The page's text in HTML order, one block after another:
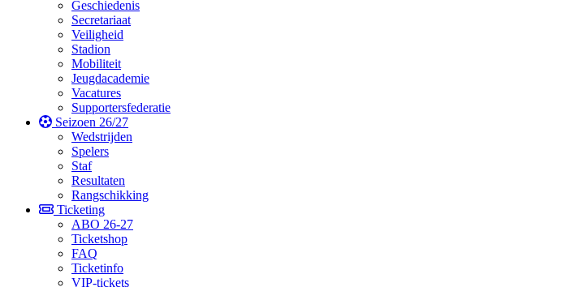
Geschiedenis
Secretariaat
Veiligheid
Stadion
Mobiliteit
Jeugdacademie
Vacatures
Supportersfederatie
Seizoen 26/27
Wedstrijden
Spelers
Staf
Resultaten
Rangschikking
Ticketing
ABO 26-27
Ticketshop
FAQ
Ticketinfo
VIP-tickets